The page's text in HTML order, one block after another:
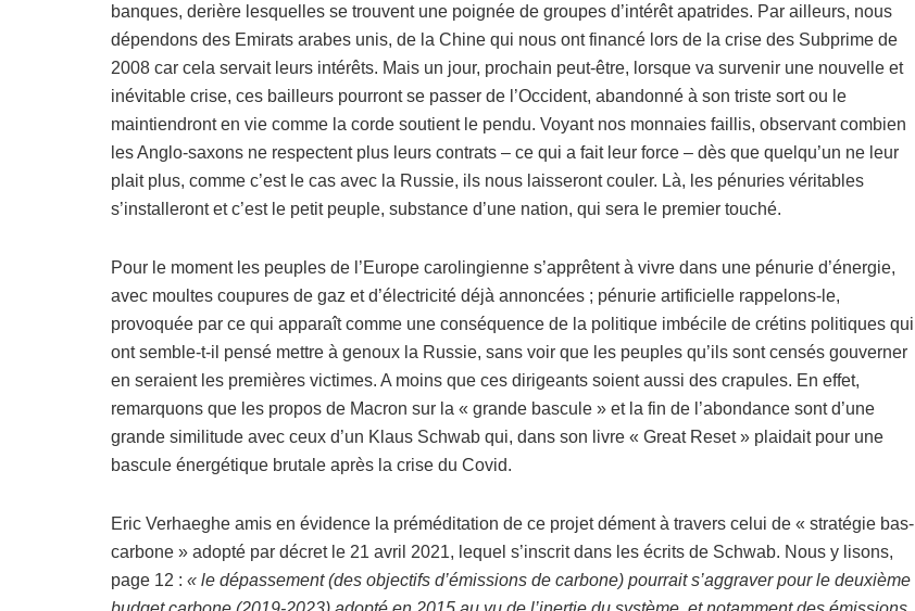
banques, derière lesquelles se trouvent une poignée de groupes d’intérêt apatrides. Par ailleurs, nous
dépendons des Emirats arabes unis, de la Chine qui nous ont financé lors de la crise des Subprime de
2008 car cela servait leurs intérêts. Mais un jour, prochain peut-être, lorsque va survenir une nouvelle et
inévitable crise, ces bailleurs pourront se passer de l’Occident, abandonné à son triste sort ou le
maintiendront en vie comme la corde soutient le pendu. Voyant nos monnaies faillis, observant combien
les Anglo-saxons ne respectent plus leurs contrats – ce qui a fait leur force – dès que quelqu’un ne leur
plait plus, comme c’est le cas avec la Russie, ils nous laisseront couler. Là, les pénuries véritables
s’installeront et c’est le petit peuple, substance d’une nation, qui sera le premier touché.
Pour le moment les peuples de l’Europe carolingienne s’apprêtent à vivre dans une pénurie d’énergie,
avec moultes coupures de gaz et d’électricité déjà annoncées ; pénurie artificielle rappelons-le,
provoquée par ce qui apparaît comme une conséquence de la politique imbécile de crétins politiques qui
ont semble-t-il pensé mettre à genoux la Russie, sans voir que les peuples qu’ils sont censés gouverner
en seraient les premières victimes. A moins que ces dirigeants soient aussi des crapules. En effet,
remarquons que les propos de Macron sur la « grande bascule » et la fin de l’abondance sont d’une
grande similitude avec ceux d’un Klaus Schwab qui, dans son livre « Great Reset » plaidait pour une
bascule énergétique brutale après la crise du Covid.
Eric Verhaeghe amis en évidence la préméditation de ce projet dément à travers celui de « stratégie bas-
carbone » adopté par décret le 21 avril 2021, lequel s’inscrit dans les écrits de Schwab. Nous y lisons,
page 12 : « le dépassement (des objectifs d’émissions de carbone) pourrait s’aggraver pour le deuxième